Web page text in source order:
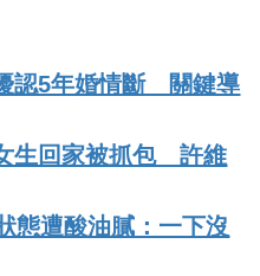
認5年婚情斷 關鍵導
生回家被抓包 許維
態遭酸油膩：一下沒